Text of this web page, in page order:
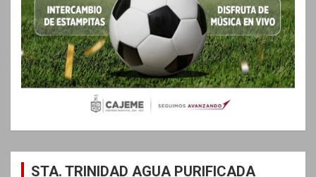
STA. TRINIDAD AGUA PURIFICADA